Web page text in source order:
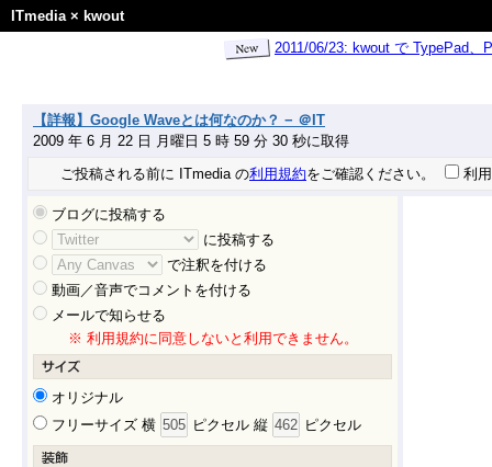
ITmedia× kwout
2011/06/23: kwout で TypePad
【詳報】Google Waveとは何なのか？ − ＠IT
2009 年 6 月 22 日 月曜日 5 時 59 分 30 秒に取得
ご投稿される前に ITmedia の利用規約をご確認ください。 利
ブログに投稿する
に投稿する
で注釈を付ける
動画／音声でコメントを付ける
メールで知らせる
※ 利用規約に同意しないと利用できません。
オリジナル
フリーサイズ 横
ピクセル 縦 ピクセル